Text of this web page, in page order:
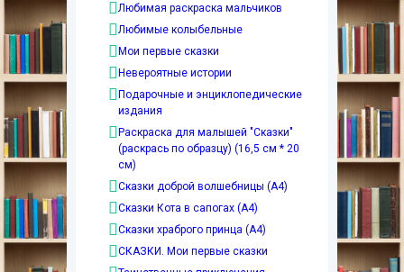
Любимая раскраска мальчиков
Любимые колыбельные
Мои первые сказки
Невероятные истории
Подарочные и энциклопедические
издания
Раскраска для малышей "Сказки"
(раскрась по образцу) (16,5 см * 20
см)
Сказки доброй волшебницы (А4)
Сказки Кота в сапогах (А4)
Сказки храброго принца (А4)
СКАЗКИ. Мои первые сказки